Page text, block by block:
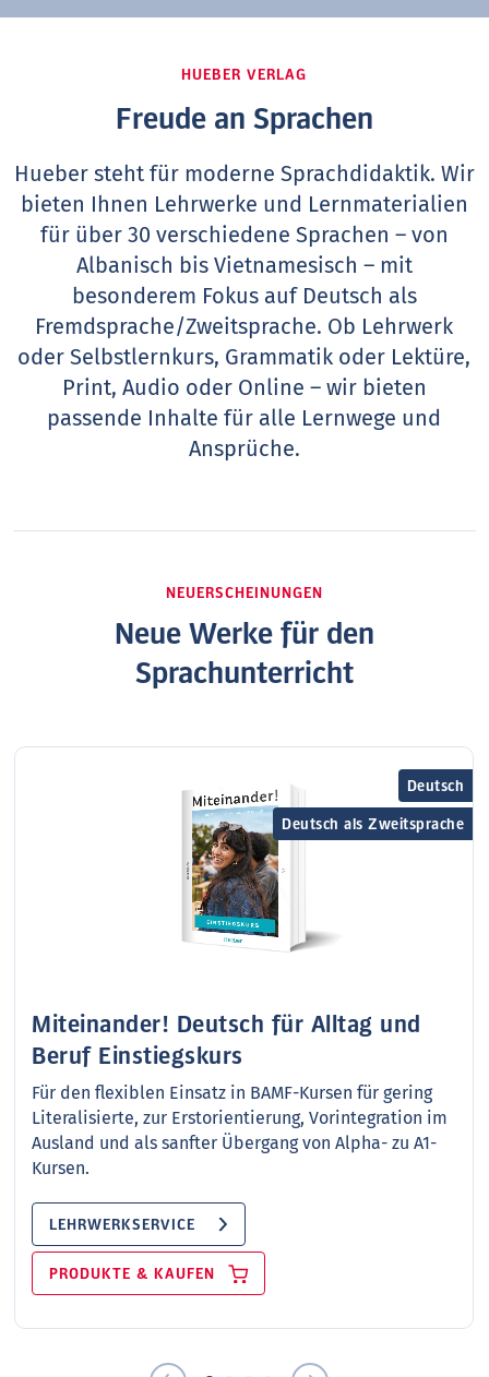
HUEBER VERLAG
Freude an Sprachen
Hueber steht für moderne Sprachdidaktik. Wir
bieten Ihnen Lehrwerke und Lernmaterialien
für über 30 verschiedene Sprachen – von
Albanisch bis Vietnamesisch – mit
besonderem Fokus auf Deutsch als
Fremdsprache/Zweitsprache. Ob Lehrwerk
oder Selbstlernkurs, Grammatik oder Lektüre,
Print, Audio oder Online – wir bieten
passende Inhalte für alle Lernwege und
Ansprüche.
NEUERSCHEINUNGEN
Neue Werke für den
Sprachunterricht
Deutsch
Deutsch als Zweitsprache
Miteinander! Deutsch für Alltag und
Beruf Einstiegskurs
Für den flexiblen Einsatz in BAMF-Kursen für gering
Literalisierte, zur Erstorientierung, Vorintegration im
Ausland und als sanfter Übergang von Alpha- zu A1-
Kursen.
LEHRWERKSERVICE
PRODUKTE & KAUFEN